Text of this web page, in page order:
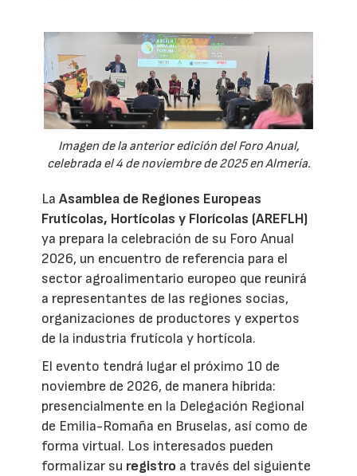
Imagen de la anterior edición del Foro Anual,
celebrada el 4 de noviembre de 2025 en Almería.
LaAsamblea de Regiones Europeas
Frutícolas, Hortícolas y Florícolas (AREFLH)
ya prepara la celebración de su Foro Anual
2026, un encuentro de referencia para el
sector agroalimentario europeo que reunirá
a representantes de las regiones socias,
organizaciones de productores y expertos
de la industria frutícola y hortícola.
El evento tendrá lugar el próximo 10 de
noviembre de 2026, de manera híbrida:
presencialmente en la Delegación Regional
de Emilia-Romaña en Bruselas, así como de
forma virtual. Los interesados pueden
formalizar su registro a través del siguiente